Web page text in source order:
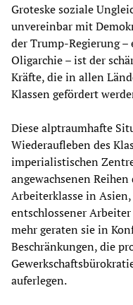
Groteske soziale
unvereinbar mit
der Trump-Regierung
Oligarchie – ist der
Kräfte, die in allen
Klassen gefördert
Diese alptraumhafte
Wiederaufleben des
imperialistischen
angewachsenen
Arbeiterklasse in
entschlossener
mehr geraten sie in
Beschränkungen, die
auferlegen.